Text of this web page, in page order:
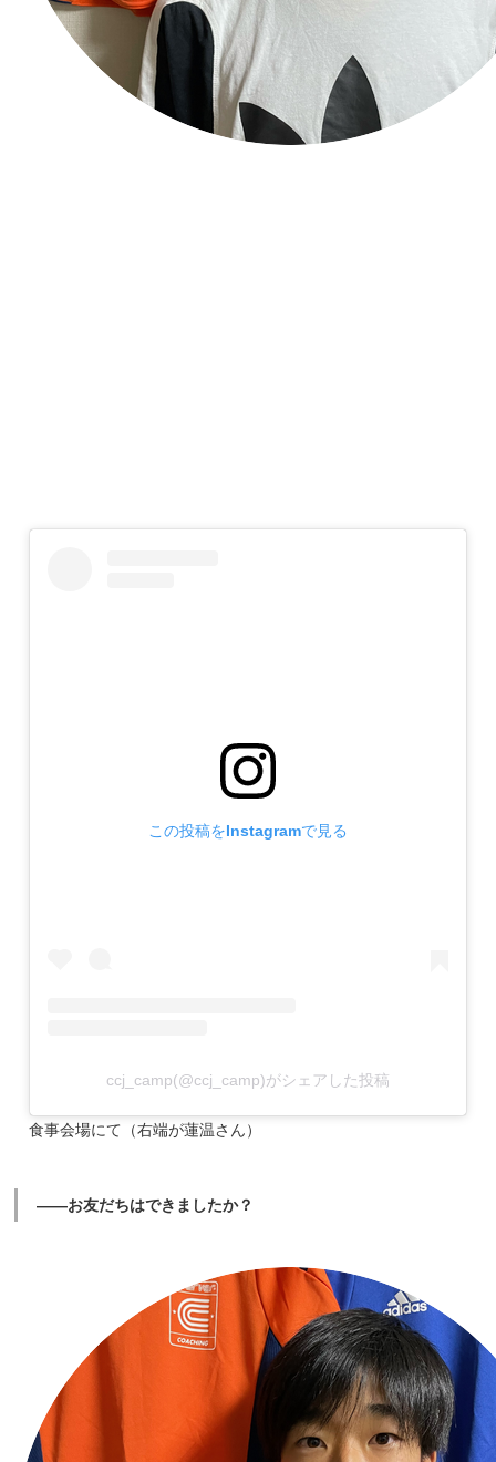
この投稿をInstagramで見る
ccj_camp(@ccj_camp)がシェアした投稿
食事会場にて（右端が蓮温さん）
――お友だちはできましたか？